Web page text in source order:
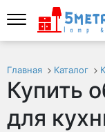
Главная Каталог
Купить
для